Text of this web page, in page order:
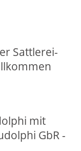
Sattlerei-
mit
GbR -